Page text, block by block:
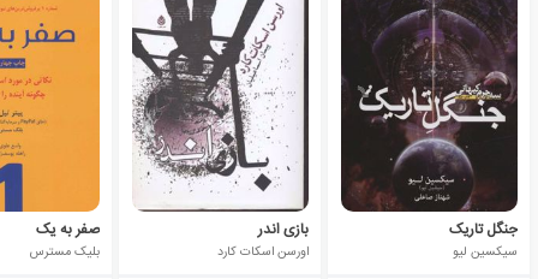
جنگل تاریک
سیکسین لیو
بازی اندر
اورسن اسکات کارد
صفر به یک
بلیک مسترس